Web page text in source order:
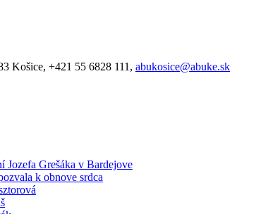
Košice, +421 55 6828 111, abukosice@abuke.sk
Grešáka v Bardejove
k obnove srdca